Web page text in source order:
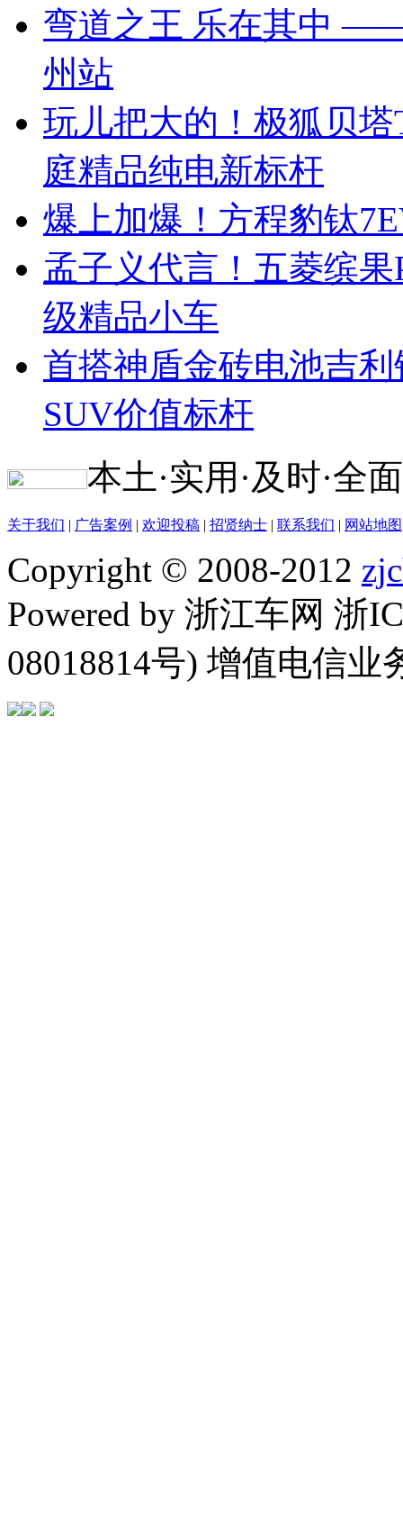
弯道之王 乐在其中
州站
玩儿把大的！极狐贝
庭精品纯电新标杆
爆上加爆！方程豹钛
孟子义代言！五菱缤
级精品小车
首搭神盾金砖电池吉
SUV价值标杆
本土·实用·及时·全
关于我们 | 广告案例 | 欢迎投稿 | 招贤纳士 | 联系我们 | 网站地图
Copyright © 2008-2012
Powered by 浙江车网 浙
08018814号) 增值电信业